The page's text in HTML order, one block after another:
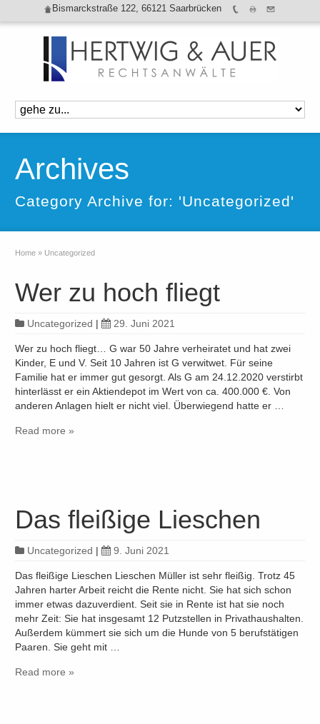
Bismarckstraße 122, 66121 Saarbrücken
Archives
Category Archive for: 'Uncategorized'
Home » Uncategorized
Wer zu hoch fliegt
Uncategorized | 29. Juni 2021
Wer zu hoch fliegt… G war 50 Jahre verheiratet und hat zwei
Kinder, E und V. Seit 10 Jahren ist G verwitwet. Für seine
Familie hat er immer gut gesorgt. Als G am 24.12.2020 verstirbt
hinterlässt er ein Aktiendepot im Wert von ca. 400.000 €. Von
anderen Anlagen hielt er nicht viel. Überwiegend hatte er …
Read more »
Das fleißige Lieschen
Uncategorized | 9. Juni 2021
Das fleißige Lieschen Lieschen Müller ist sehr fleißig. Trotz 45
Jahren harter Arbeit reicht die Rente nicht. Sie hat sich schon
immer etwas dazuverdient. Seit sie in Rente ist hat sie noch
mehr Zeit: Sie hat insgesamt 12 Putzstellen in Privathaushalten.
Außerdem kümmert sie sich um die Hunde von 5 berufstätigen
Paaren. Sie geht mit …
Read more »